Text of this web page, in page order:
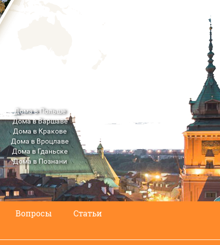
Дома в Польше
Дома в Варшаве
Дома в Кракове
Дома в Вроцлаве
Дома в Гданьске
Дома в Познани
Дома в Люблине
Вопросы
Статьи